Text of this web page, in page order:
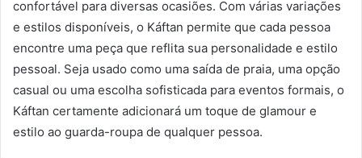
confortável para diversas ocasiões. Com várias variações
e estilos disponíveis, o Káftan permite que cada pessoa
encontre uma peça que reflita sua personalidade e estilo
pessoal. Seja usado como uma saída de praia, uma opção
casual ou uma escolha sofisticada para eventos formais, o
Káftan certamente adicionará um toque de glamour e
estilo ao guarda-roupa de qualquer pessoa.